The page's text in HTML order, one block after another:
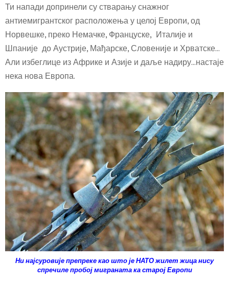
Ти напади допринели су стварању снажног
антиемигрантског расположења у целој Европи, од
Норвешке, преко Немачке, Француске, Италије и
Шпаније до Аустрије, Мађарске, Словеније и Хрватске…
Али избеглице из Африке и Азије и даље надиру…настаје
нека нова Европа.
Ни најсуровије препреке као што је НАТО жилет жица нису
спречиле пробој миграната ка старој Европи